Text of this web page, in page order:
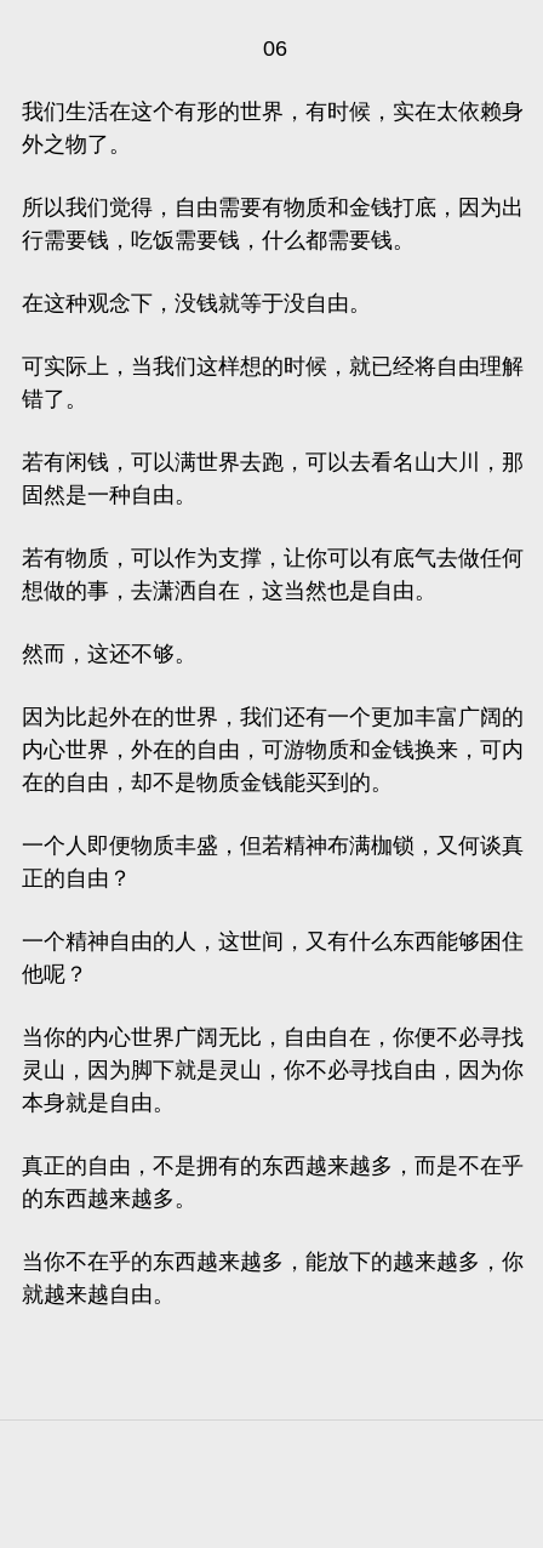
06
我们生活在这个有形的世界，有时候，实在太依赖身
外之物了。
所以我们觉得，自由需要有物质和金钱打底，因为出
行需要钱，吃饭需要钱，什么都需要钱。
在这种观念下，没钱就等于没自由。
可实际上，当我们这样想的时候，就已经将自由理解
错了。
若有闲钱，可以满世界去跑，可以去看名山大川，那
固然是一种自由。
若有物质，可以作为支撑，让你可以有底气去做任何
想做的事，去潇洒自在，这当然也是自由。
然而，这还不够。
因为比起外在的世界，我们还有一个更加丰富广阔的
内心世界，外在的自由，可游物质和金钱换来，可内
在的自由，却不是物质金钱能买到的。
一个人即便物质丰盛，但若精神布满枷锁，又何谈真
正的自由？
一个精神自由的人，这世间，又有什么东西能够困住
他呢？
当你的内心世界广阔无比，自由自在，你便不必寻找
灵山，因为脚下就是灵山，你不必寻找自由，因为你
本身就是自由。
真正的自由，不是拥有的东西越来越多，而是不在乎
的东西越来越多。
当你不在乎的东西越来越多，能放下的越来越多，你
就越来越自由。